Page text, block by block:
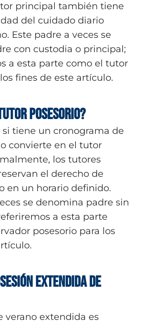
principal también tiene
del cuidado diario
Este padre a veces se
con custodia o principal;
a esta parte como el tutor
fines de este artículo.
Posesorio?
si tiene un cronograma de
convierte en el tutor
los tutores
el derecho de
en un horario definido.
se denomina padre sin
a esta parte
posesorio para los
Extendida de
verano extendida es